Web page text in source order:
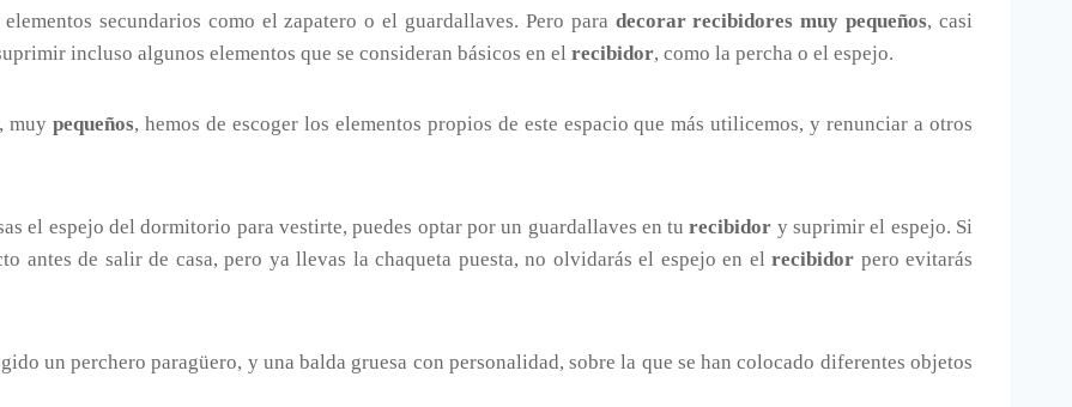
secundarios como el zapatero o el guardallaves. Pero para decorar recibidores muy pequeños, casi
incluso algunos elementos que se consideran básicos en el recibidor, como la percha o el espejo.
muypequeños, hemos de escoger los elementos propios de este espacio que más utilicemos, y renunciar a otros
el espejo del dormitorio para vestirte, puedes optar por un guardallaves en turecibidor y suprimir el espejo. Si
antes de salir de casa, pero ya llevas la chaqueta puesta, no olvidarás el espejo en elrecibidor pero evitarás
un perchero paragüero, y una balda gruesa con personalidad, sobre la que se han colocado diferentes objetos